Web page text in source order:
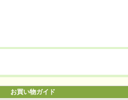
お買い物ガイド